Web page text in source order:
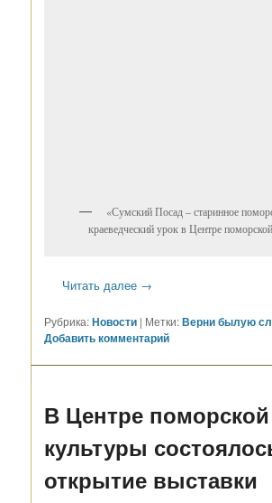
«Сумский Посад – старинное
краеведческий урок в Центре
Читать далее →
Рубрика:Новости | Метки:Верни былую
Добавить комментарий
В Центре поморской
культуры
открытие выставки